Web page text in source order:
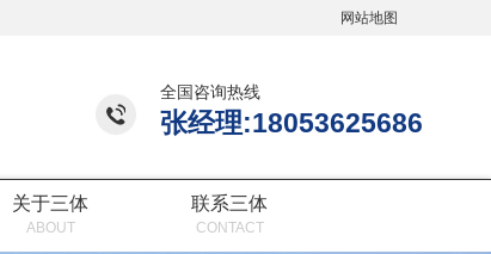
网站地图
全国咨询热线
张经理:18053625686
关于三体
ABOUT
联系三体
CONTACT